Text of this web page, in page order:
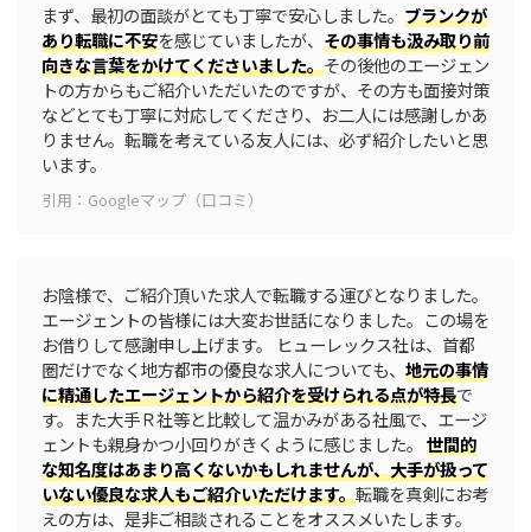
まず、最初の面談がとても丁寧で安心しました。 ブランクが
あり転職に不安を感じていましたが、 その事情も汲み取り前
向きな言葉をかけてくださいました。その後他のエージェン
トの方からもご紹介いただいたのですが、その方も面接対策
などとても丁寧に対応してくださり、お二人には感謝しかあ
りません。転職を考えている友人には、必ず紹介したいと思
います。
引用：Googleマップ（口コミ）
お陰様で、ご紹介頂いた求人で転職する運びとなりました。
エージェントの皆様には大変お世話になりました。この場を
お借りして感謝申し上げます。 ヒューレックス社は、首都
圏だけでなく地方都市の優良な求人についても、 地元の事情
に精通したエージェントから紹介を受けられる点が特長で
す。また大手Ｒ社等と比較して温かみがある社風で、エージ
ェントも親身かつ小回りがきくように感じました。 世間的
な知名度はあまり高くないかもしれませんが、大手が扱って
いない優良な求人もご紹介いただけます。転職を真剣にお考
えの方は、是非ご相談されることをオススメいたします。